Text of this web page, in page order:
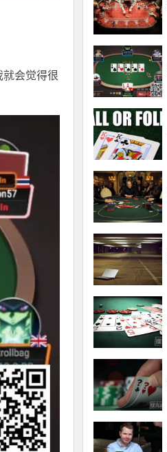
会觉得很